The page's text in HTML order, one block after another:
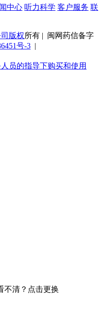
中心 听力科学 客户服务 联
版权所有 | 闽网药信备字
号-3 |
员的指导下购买和使用